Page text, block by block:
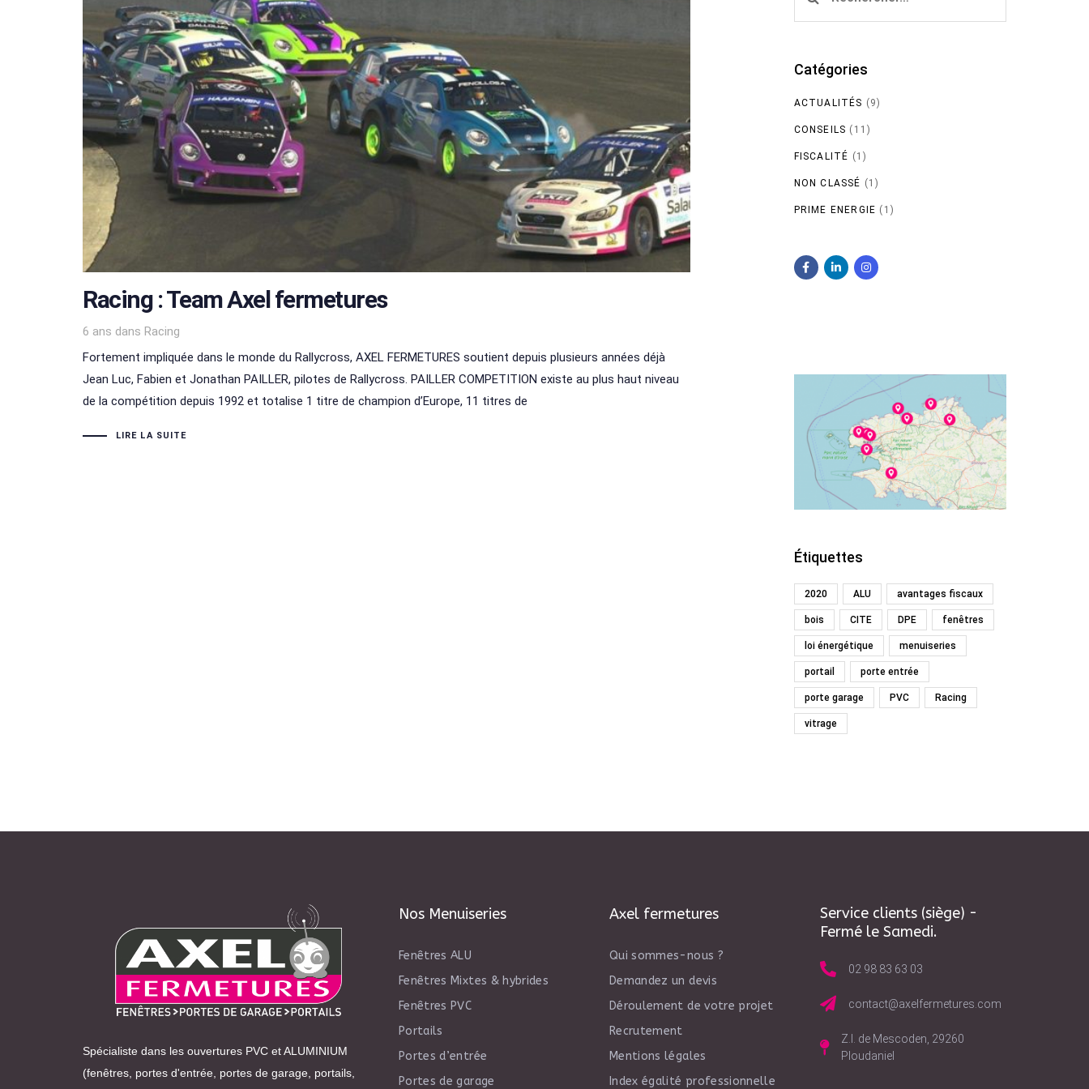
Racing : Team Axel fermetures
6 ans dans
Tags
Racing
Fortement impliquée dans le monde du Rallycross, AXEL FERMETURES soutient depuis plusieurs années déjà
Jean Luc, Fabien et Jonathan PAILLER, pilotes de Rallycross. PAILLER COMPETITION existe au plus haut niveau
de la compétition depuis 1992 et totalise 1 titre de champion d’Europe, 11 titres de
LIRE LA SUITE
Catégories
ACTUALITÉS (9)
CONSEILS (11)
FISCALITÉ (1)
NON CLASSÉ (1)
PRIME ENERGIE (1)
Étiquettes
2020 ALU avantages fiscaux
bois CITE DPE fenêtres
loi énergétique menuiseries
portail porte entrée
porte garage PVC Racing
vitrage
Spécialiste dans les ouvertures PVC et ALUMINIUM
(fenêtres, portes d'entrée, portes de garage, portails,
Nos Menuiseries
Fenêtres ALU
Fenêtres Mixtes & hybrides
Fenêtres PVC
Portails
Portes d’entrée
Portes de garage
Axel fermetures
Qui sommes-nous ?
Demandez un devis
Déroulement de votre projet
Recrutement
Mentions légales
Index égalité professionnelle
Service clients (siège) -
Fermé le Samedi.
02 98 83 63 03
contact@axelfermetures.com
Z.I. de Mescoden, 29260
Ploudaniel